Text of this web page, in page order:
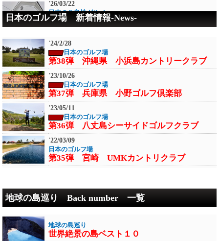
'26/03/22
日本のご島地グルメ
第46弾ご島地グルメ 香川県 豊島 蔵を
'26/03/21
日本のご島地グルメ
第45弾ご島地グルメ 香川県 直島 美術
館の中にあるホテルのレストラン
'26/03/13
日本のご島地グルメ
第44弾ご島地グルメ 兵庫県 家島 渡
蟹・坊勢鯖・穴子
'26/01/29
日本のご島地グルメ
第43弾ご島地グルメ 広島県 宮島 牡
蠣・穴子
'25/11/05
'25/03/26-27
日本のご島地グルメ
ん・平戸牛
日本のゴルフ場 新着情報-News-
'24/2/28
日本のゴルフ場
第38弾 沖縄県 小浜島カントリークラブ
'23/10/26
日本のゴルフ場
第37弾 兵庫県 小野ゴルフ倶楽部
'23/05/11
日本のゴルフ場
第36弾 八丈島シーサイドゴルフクラブ
'22/03/09
日本のゴルフ場
第35弾 宮崎 UMKカントリクラブ
第34弾 宮崎カントリークラブ
'20/10/29
第33弾 大雪山カントリークラブ
'20/08/01
地球の島巡り Back number 一覧
地球の島巡り
世界絶景の島ベスト１０